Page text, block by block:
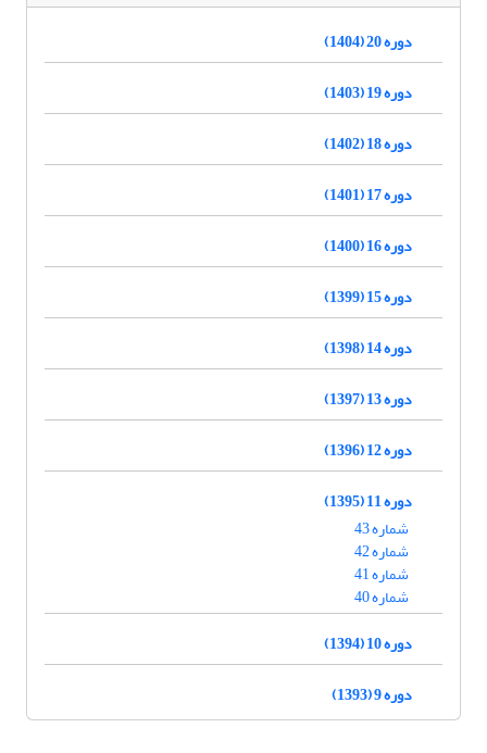
دوره 20 (1404)
دوره 19 (1403)
دوره 18 (1402)
دوره 17 (1401)
دوره 16 (1400)
دوره 15 (1399)
دوره 14 (1398)
دوره 13 (1397)
دوره 12 (1396)
دوره 11 (1395)
شماره 43
شماره 42
شماره 41
شماره 40
دوره 10 (1394)
دوره 9 (1393)